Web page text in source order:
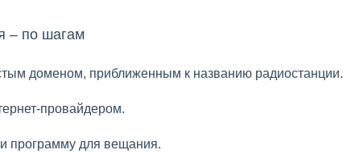
– по шагам
доменом, приближенным к названию радиостанции.
провайдером.
программу для вещания.